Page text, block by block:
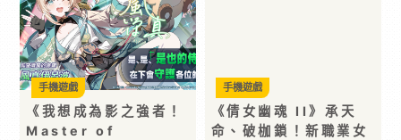
《我想成為影之強者！
Master of
手機遊戲
《倩女幽魂 II》承天
命、破枷鎖！新職業女
手機遊戲